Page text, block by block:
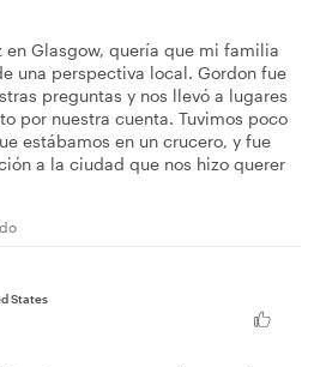
en Glasgow, quería que mi familia
una perspectiva local. Gordon fue
preguntas y nos llevó a lugares
por nuestra cuenta. Tuvimos poco
estábamos en un crucero, y fue
a la ciudad que nos hizo querer
States